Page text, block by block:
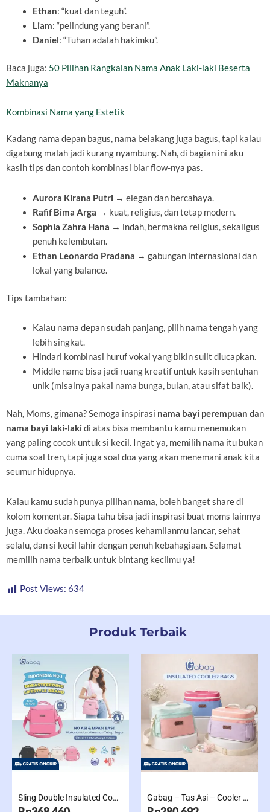
Ethan: “kuat dan teguh”.
Liam: “pelindung yang berani”.
Daniel: “Tuhan adalah hakimku”.
Baca juga: 50 Pilihan Rangkaian Nama Anak Laki-laki Beserta
Maknanya
Kombinasi Nama yang Estetik
Kadang nama depan bagus, nama belakang juga bagus, tapi kalau
digabung malah jadi kurang nyambung. Nah, di bagian ini aku
kasih tips dan contoh kombinasi biar flow-nya pas.
Aurora Kirana Putri → elegan dan bercahaya.
Rafif Bima Arga → kuat, religius, dan tetap modern.
Sophia Zahra Hana → indah, bermakna religius, sekaligus
penuh kelembutan.
Ethan Leonardo Pradana → gabungan internasional dan
lokal yang balance.
Tips tambahan:
Kalau nama depan sudah panjang, pilih nama tengah yang
lebih singkat.
Hindari kombinasi huruf vokal yang bikin sulit diucapkan.
Middle name bisa jadi ruang kreatif untuk kasih sentuhan
unik (misalnya pakai nama bunga, bulan, atau sifat baik).
Nah, Moms, gimana? Semoga inspirasi nama bayi perempuan dan
nama bayi laki-laki di atas bisa membantu kamu menemukan
yang paling cocok untuk si kecil. Ingat ya, memilih nama itu bukan
cuma soal tren, tapi juga soal doa yang akan menemani anak kita
seumur hidupnya.
Kalau kamu sudah punya pilihan nama, boleh banget share di
kolom komentar. Siapa tahu bisa jadi inspirasi buat moms lainnya
juga. Aku doakan semoga proses kehamilanmu lancar, sehat
selalu, dan si kecil lahir dengan penuh kebahagiaan. Selamat
memilih nama terbaik untuk bintang kecilmu ya!
Post Views: 634
Produk Terbaik
Sling Double Insulated Compartment Cappucino Black, Creamy, Salem, Chocolate Gabag – Tas Asi – Cooler Bag Sling Single Compartment Mint Grape Bubble